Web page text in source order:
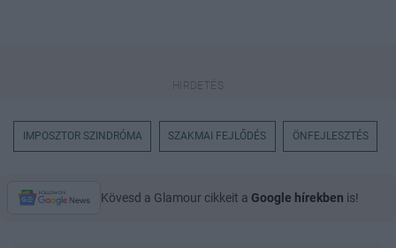
IMPOSZTOR SZINDRÓMA SZAKMAI FEJLŐDÉS ÖNFEJLESZTÉS
Kövesd a Glamour cikkeit a Google hírekben is!